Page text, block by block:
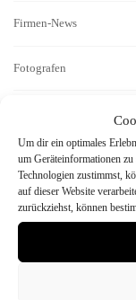
Um dir ein optimales
um Geräteinformationen
Technologien zustimmst,
auf dieser Website
zurückziehst, können
Firmen-News
Fotografen
Interview
Kamera-Reviews